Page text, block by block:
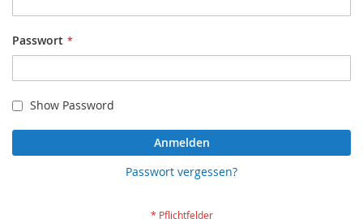
Passwort
Show Password
Anmelden
Passwort vergessen?